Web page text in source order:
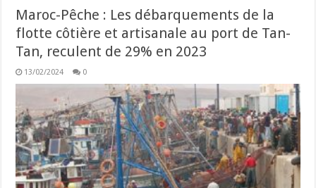
Maroc-Pêche : Les débarquements de la
flotte côtière et artisanale au port de Tan-
Tan, reculent de 29% en 2023
13/02/2024 0